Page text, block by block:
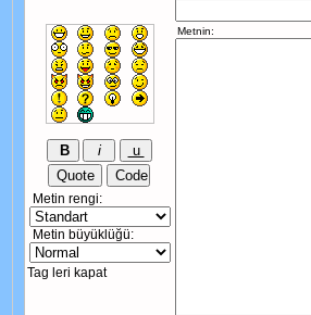
Metin rengi:
Metin büyüklüğü:
Tag leri kapat